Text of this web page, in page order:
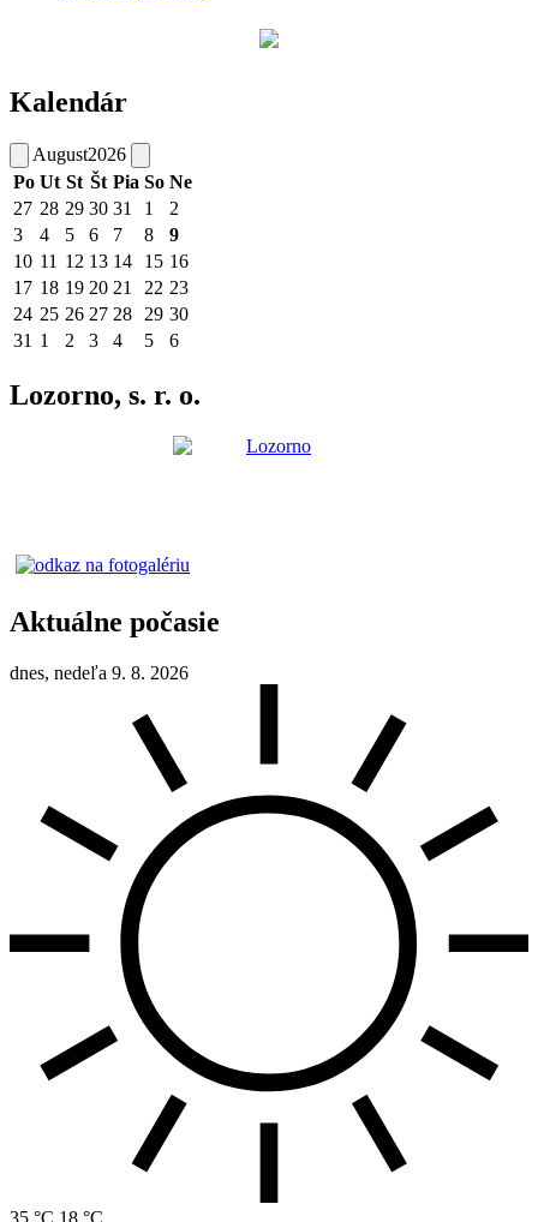
Kalendár
August2026
Po Ut St Št Pia So Ne
27 28 29 30 31 1
2
3
4 5 6 7 8
9
10 11 12 13 14 15 16
17 18 19 20 21 22 23
24 25 26 27 28 29 30
31 1 2 3 4 5 6
Lozorno, s. r. o.
Aktuálne počasie
dnes, nedeľa 9. 8. 2026
35 °C 18 °C